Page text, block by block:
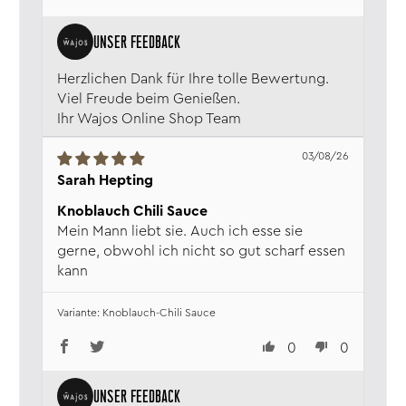
Herzlichen Dank für Ihre tolle Bewertung.
Viel Freude beim Genießen.
Ihr Wajos Online Shop Team
Sarah Hepting
03/08/26
Knoblauch Chili Sauce
Mein Mann liebt sie. Auch ich esse sie
gerne, obwohl ich nicht so gut scharf essen
kann
0 0
Knoblauch-Chili Sauce